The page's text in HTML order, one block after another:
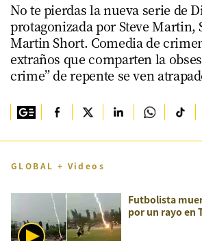
No te pierdas la nueva serie de
protagonizada por Steve Martin,
Martin Short. Comedia de
extraños que comparten la
crime” de repente se ven
GLOBAL + Videos
Futbolista
por un rayo en